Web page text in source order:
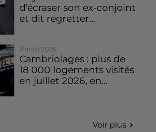
d’écraser son ex-conjoint
et dit regretter...
8 août 2026
Cambriolages : plus de
18 000 logements visités
en juillet 2026, en...
Voir plus